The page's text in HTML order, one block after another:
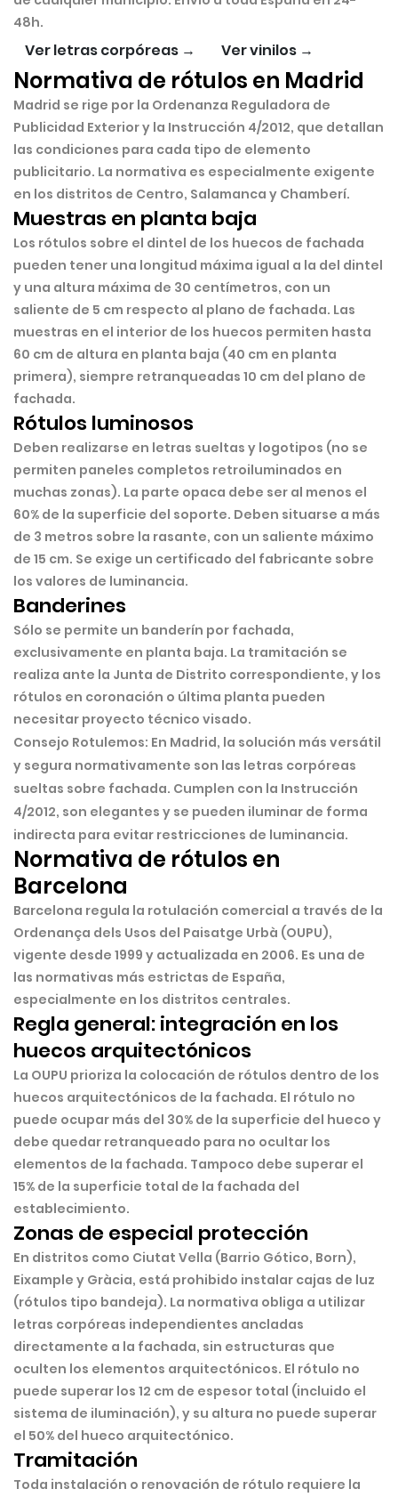
48h.
Ver letras corpóreas → Ver vinilos →
Normativa de rótulos en Madrid
Madrid se rige por la Ordenanza Reguladora de
Publicidad Exteriory la Instrucción 4/2012, que detallan
las condiciones para cada tipo de elemento
publicitario. La normativa es especialmente exigente
en los distritos de Centro, Salamanca y Chamberí.
Muestras en planta baja
Los rótulos sobre el dintel de los huecos de fachada
pueden tener una longitud máxima igual a la del dintel
y una altura máxima de 30 centímetros, con un
saliente de 5 cm respecto al plano de fachada. Las
muestras en el interior de los huecos permiten hasta
60 cm de altura en planta baja (40 cm en planta
primera), siempre retranqueadas 10 cm del plano de
fachada.
Rótulos luminosos
Deben realizarse en letras sueltas y logotipos (no se
permiten paneles completos retroiluminados en
muchas zonas). La parte opaca debe ser al menos el
60% de la superficie del soporte. Deben situarse a más
de 3 metros sobre la rasante, con un saliente máximo
de 15 cm. Se exige un certificado del fabricante sobre
los valores de luminancia.
Banderines
Sólo se permite un banderín por fachada,
exclusivamente en planta baja. La tramitación se
realiza ante la Junta de Distrito correspondiente, y los
rótulos en coronación o última planta pueden
necesitar proyecto técnico visado.
Consejo Rotulemos: En Madrid, la solución más versátil
y segura normativamente son las letras corpóreas
sueltas sobre fachada. Cumplen con la Instrucción
4/2012, son elegantes y se pueden iluminar de forma
indirecta para evitar restricciones de luminancia.
Normativa de rótulos en
Barcelona
Barcelona regula la rotulación comercial a través de la
Ordenança dels Usos del Paisatge Urbà (OUPU),
vigente desde 1999 y actualizada en 2006. Es una de
las normativas más estrictas de España,
especialmente en los distritos centrales.
Regla general: integración en los
huecos arquitectónicos
La OUPU prioriza la colocación de rótulos dentro de los
huecos arquitectónicos de la fachada. El rótulo no
puede ocupar más del 30% de la superficie del hueco y
debe quedar retranqueado para no ocultar los
elementos de la fachada. Tampoco debe superar el
15% de la superficie total de la fachada del
establecimiento.
Zonas de especial protección
En distritos como Ciutat Vella (Barrio Gótico, Born),
Eixample y Gràcia, está prohibido instalar cajas de luz
(rótulos tipo bandeja). La normativa obliga a utilizar
letras corpóreas independientes ancladas
directamente a la fachada, sin estructuras que
oculten los elementos arquitectónicos. El rótulo no
puede superar los 12 cm de espesor total (incluido el
sistema de iluminación), y su altura no puede superar
el 50% del hueco arquitectónico.
Tramitación
Toda instalación o renovación de rótulo requiere la